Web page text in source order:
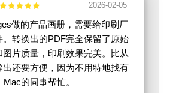
2026-02-05
做的产品画册，需要给印刷厂
。转换出的PDF完全保留了原始
图片质量，印刷效果完美。比从
出还要方便，因为不用特地找有
Mac的同事帮忙。